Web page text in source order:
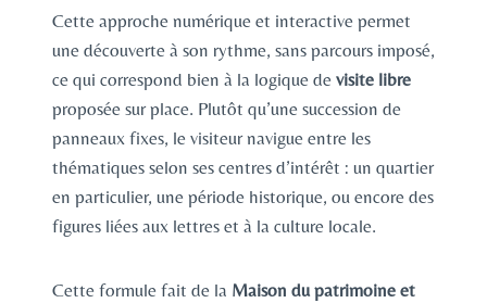
Cette approche numérique et interactive permet
une découverte à son rythme, sans parcours imposé,
ce qui correspond bien à la logique de visite libre
proposée sur place. Plutôt qu’une succession de
panneaux fixes, le visiteur navigue entre les
thématiques selon ses centres d’intérêt : un quartier
en particulier, une période historique, ou encore des
figures liées aux lettres et à la culture locale.
Cette formule fait de la Maison du patrimoine et